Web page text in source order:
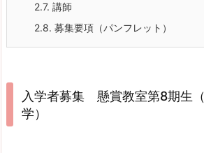
2.7. 講師
2.8. 募集要項（パンフレット）
入学者募集 懸賞教室第8期生
学）